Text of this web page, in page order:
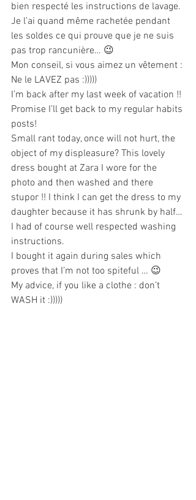
bien respecté les instructions de lavage.
Je l’ai quand même rachetée pendant
les soldes ce qui prouve que je ne suis
pas trop rancunière… 😉
Mon conseil, si vous aimez un vêtement :
Ne le LAVEZ pas :)))))
I’m back after my last week of vacation !!
Promise I’ll get back to my regular habits
posts!
Small rant today, once will not hurt, the
object of my displeasure? This lovely
dress bought at Zara I wore for the
photo and then washed and there
stupor !! I think I can get the dress to my
daughter because it has shrunk by half…
I had of course well respected washing
instructions.
I bought it again during sales which
proves that I’m not too spiteful … 😉
My advice, if you like a clothe : don’t
WASH it :)))))